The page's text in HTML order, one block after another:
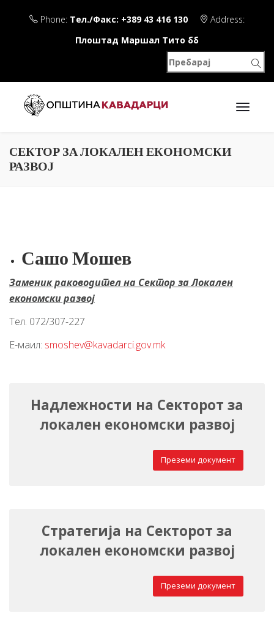
Phone: Тел./Факс: +389 43 416 130
Address:
Плоштад Маршал Тито бб
СЕКТОР ЗА ЛОКАЛЕН ЕКОНОМСКИ
РАЗВОЈ
Сашо Мошев
Заменик раководител на Сектор за Локален
економски развој
Тел. 072/307-227
Е-маил: smoshev@kavadarci.gov.mk
Надлежности на Секторот за
локален економски развој
Преземи документ
Стратегија на Секторот за
локален економски развој
Преземи документ